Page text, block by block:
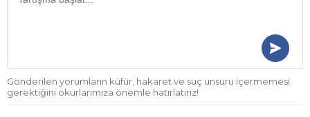
Gönderilen yorumların küfür, hakaret ve suç unsuru içermemesi
gerektiğini okurlarımıza önemle hatırlatırız!